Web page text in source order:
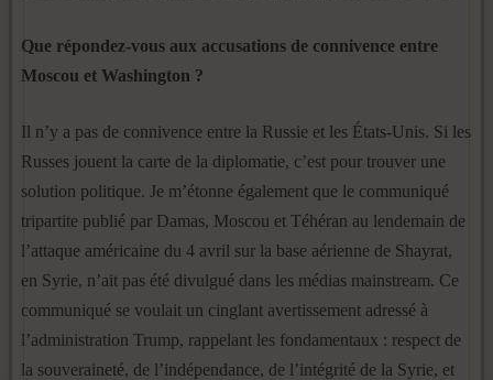
Que répondez-vous aux accusations de connivence entre
Moscou et Washington ?
Il n’y a pas de connivence entre la Russie et les États-Unis. Si les
Russes jouent la carte de la diplomatie, c’est pour trouver une
solution politique. Je m’étonne également que le communiqué
tripartite publié par Damas, Moscou et Téhéran au lendemain de
l’attaque américaine du 4 avril sur la base aérienne de Shayrat,
en Syrie, n’ait pas été divulgué dans les médias mainstream. Ce
communiqué se voulait un cinglant avertissement adressé à
l’administration Trump, rappelant les fondamentaux : respect de
la souveraineté, de l’indépendance, de l’intégrité de la Syrie, et